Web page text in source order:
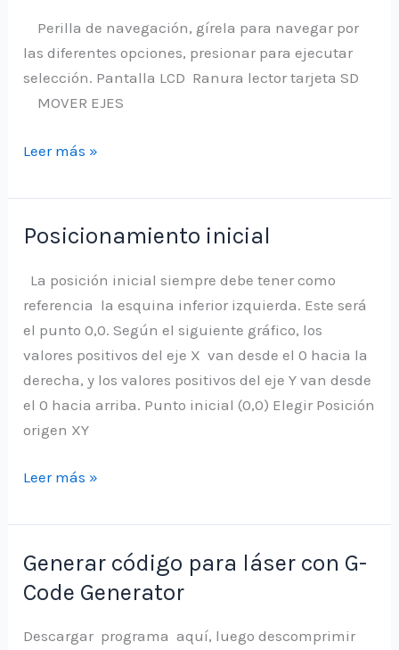
conexión
USB
Perilla de navegación, gírela para navegar por
las diferentes opciones, presionar para ejecutar
selección. Pantalla LCD Ranura lector tarjeta SD
MOVER EJES
Trabajar
CNC
Popular
mediante
la
pantalla
controladora
Leer más »
Posicionamiento inicial
La posición inicial siempre debe tener como
referencia la esquina inferior izquierda. Este será
el punto 0,0. Según el siguiente gráfico, los
valores positivos del eje X van desde el 0 hacia la
derecha, y los valores positivos del eje Y van desde
el 0 hacia arriba. Punto inicial (0,0) Elegir Posición
origen XY
Posicionamiento
Leer más »
Generar código para láser con G-
Code Generator
Descargar programa aquí, luego descomprimir